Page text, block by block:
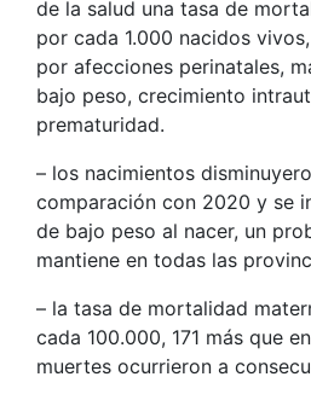
de la salud una tasa de
por cada 1.000 nacidos
por afecciones perinatales,
bajo peso, crecimiento
prematuridad.
– los nacimientos
comparación con 2020 y se
de bajo peso al nacer, un
mantiene en todas las
– la tasa de mortalidad
cada 100.000, 171 más que
muertes ocurrieron a